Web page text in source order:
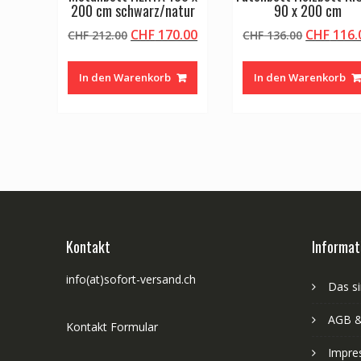
200 cm schwarz/natur
CHF212.00 Ursprünglicher
war:
CHF 212.00
CHF 170.00Aktueller
CHF 170.00.
In den Warenkorb
90 x 200 cm
CHF136.00
war:
CHF
CHF
In den Warenkorb
Kontakt
info(at)sofort-versand.ch
Kontakt Formular
Das
AGB